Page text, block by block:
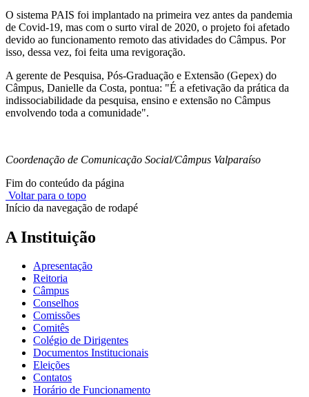
O sistema PAIS foi implantado na primeira vez antes da pandemia
de Covid-19, mas com o surto viral de 2020, o projeto foi afetado
devido ao funcionamento remoto das atividades do Câmpus. Por
isso, dessa vez, foi feita uma revigoração.
A gerente de Pesquisa, Pós-Graduação e Extensão (Gepex) do
Câmpus, Danielle da Costa, pontua: "É a efetivação da prática da
indissociabilidade da pesquisa, ensino e extensão no Câmpus
envolvendo toda a comunidade".
Coordenação de Comunicação Social/Câmpus Valparaíso
Fim do conteúdo da página
Voltar para o topo
Início da navegação de rodapé
A Instituição
Apresentação
Reitoria
Câmpus
Conselhos
Comissões
Comitês
Colégio de Dirigentes
Documentos Institucionais
Eleições
Contatos
Horário de Funcionamento